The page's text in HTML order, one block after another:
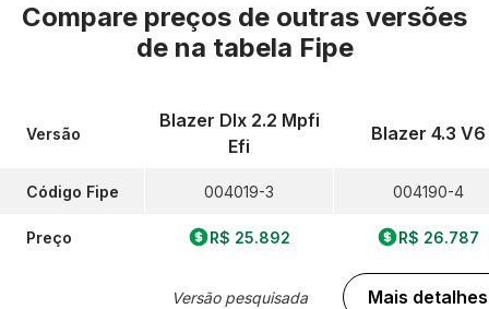
Compare preços de outras versões
de na tabela Fipe
Versão
Código Fipe
Preço
Blazer Dlx 2.2 Mpfi
Efi
004019-3
R$ 25.892
Versão pesquisada
Blazer 4.3 V6
004190-4
R$ 26.787
Mais detalhes